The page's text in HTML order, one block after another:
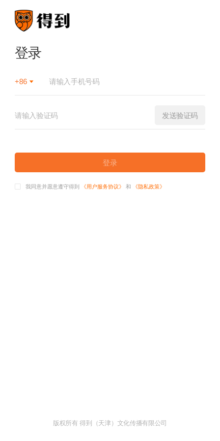
登录
+86
发送验证码
登录
我同意并愿意遵守得到 《用户服务协议》 和 《隐私政策》
版权所有 得到（天津）文化传播有限公司